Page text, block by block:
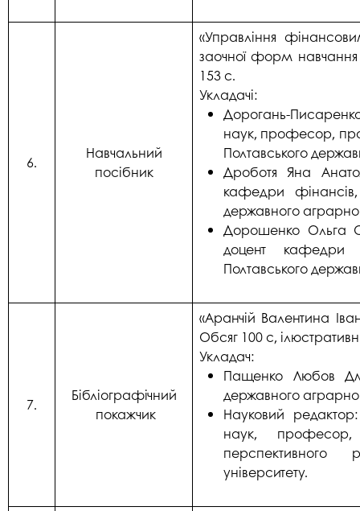
6.
Навчальний
посібник
«Управління
заочної форм навчання
153 с.
Укладачі:
Дорогань-
наук, професор,
Полтавського
Дроботя Яна
кафедри фінансів,
державного
Дорошенко Ольга
доцент кафедри
Полтавського
7.
Бібліографічний
покажчик
«Аранчій Валентина
Обсяг 100 с,
Укладач:
Пащенко Любов
державного
Науковий
наук, професор,
перспективного
університету.